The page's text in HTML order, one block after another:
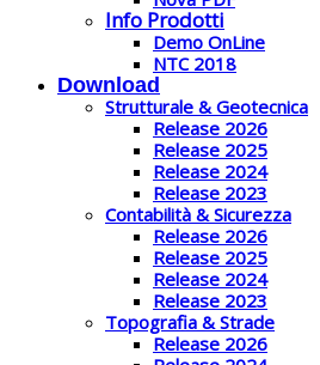
Info Prodotti
Demo OnLine
NTC 2018
Download
Strutturale & Geotecnica
Release 2026
Release 2025
Release 2024
Release 2023
Contabilità & Sicurezza
Release 2026
Release 2025
Release 2024
Release 2023
Topografia & Strade
Release 2026